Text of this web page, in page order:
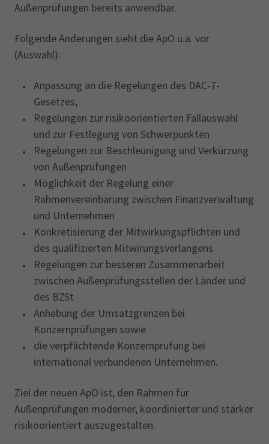
Außenprüfungen bereits anwendbar.
Folgende Änderungen sieht die ApO u.a. vor
(Auswahl):
Anpassung an die Regelungen des DAC-7-
Gesetzes,
Regelungen zur risikoorientierten Fallauswahl
und zur Festlegung von Schwerpunkten
Regelungen zur Beschleunigung und Verkürzung
von Außenprüfungen
Möglichkeit der Regelung einer
Rahmenvereinbarung zwischen Finanzverwaltung
und Unternehmen
Konkretisierung der Mitwirkungspflichten und
des qualifizierten Mitwirungsverlangens
Regelungen zur besseren Zusammenarbeit
zwischen Außenprüfungsstellen der Länder und
des BZSt
Anhebung der Umsatzgrenzen bei
Konzernprüfungen sowie
die verpflichtende Konzernprüfung bei
international verbundenen Unternehmen.
Ziel der neuen ApO ist, den Rahmen für
Außenprüfungen moderner, koordinierter und stärker
risikoorientiert auszugestalten.